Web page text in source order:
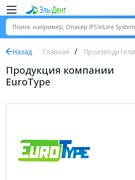
Назад Главная Производители
Продукция компании
EuroType